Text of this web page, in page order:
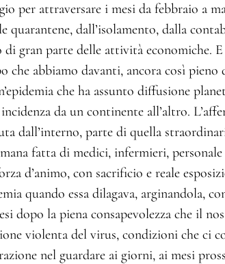
per attraversare i mesi da febbraio a
quarantene, dall’isolamento, dalla
gran parte delle attività economiche.
che abbiamo davanti, ancora così pieno
che ha assunto diffusione
da un continente all’altro.
dall’interno, parte di quella
fatta di medici, infermieri,
d’animo, con sacrificio e reale
quando essa dilagava, arginandola,
dopo la piena consapevolezza che il
violenta del virus, condizioni che ci
nel guardare ai giorni, ai mesi